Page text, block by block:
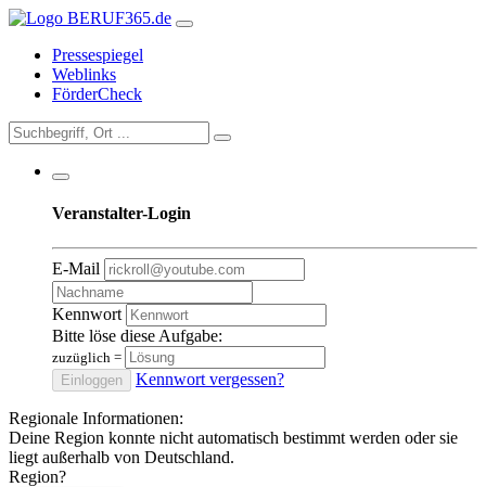
Pressespiegel
Weblinks
FörderCheck
Veranstalter-Login
E-Mail
Kennwort
Bitte löse diese Aufgabe:
zuzüglich =
Einloggen
Kennwort vergessen?
Regionale Informationen:
Deine Region konnte nicht automatisch bestimmt werden oder sie
liegt außerhalb von Deutschland.
Region?